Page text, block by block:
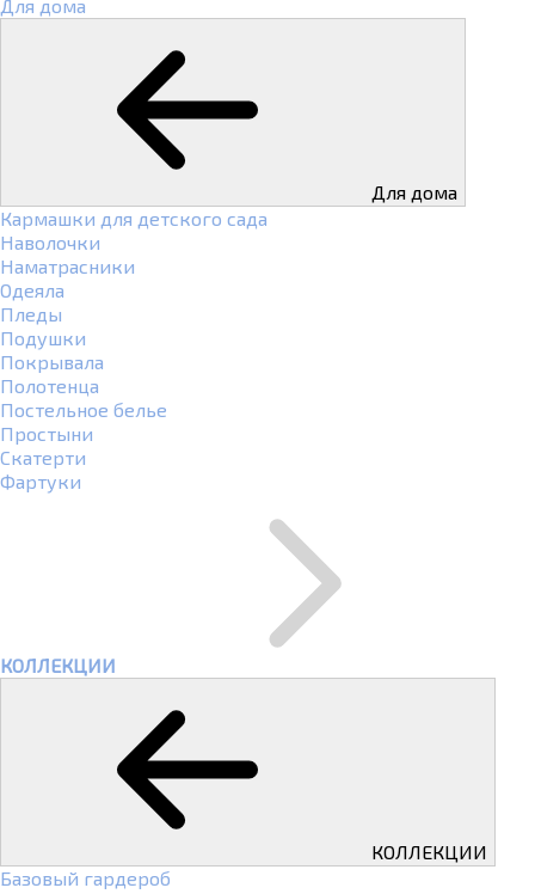
Для дома
Для дома
Кармашки для детского сада
Наволочки
Наматрасники
Одеяла
Пледы
Подушки
Покрывала
Полотенца
Постельное белье
Простыни
Скатерти
Фартуки
КОЛЛЕКЦИИ
КОЛЛЕКЦИИ
Базовый гардероб